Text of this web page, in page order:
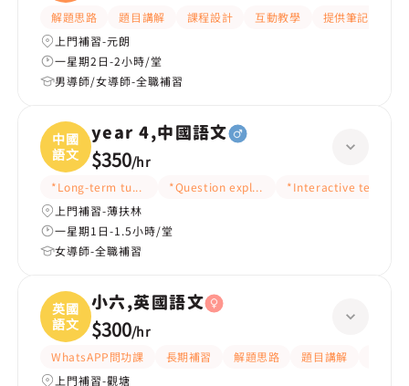
解題思路 題目講解 課程設計 互動教學 提供筆記
上門補習-元朗
一星期2日-2小時/堂
男導師/女導師-全職補習
中國
語文
year 4,中國語文
$350/hr
*Long-term tutoring *Question explanation*Interactive teaching
上門補習-薄扶林
一星期1日-1.5小時/堂
女導師-全職補習
英國
語文
小六,英國語文
$300/hr
WhatsAPP問功課 長期補習 解題思路 題目講解
上門補習-觀塘